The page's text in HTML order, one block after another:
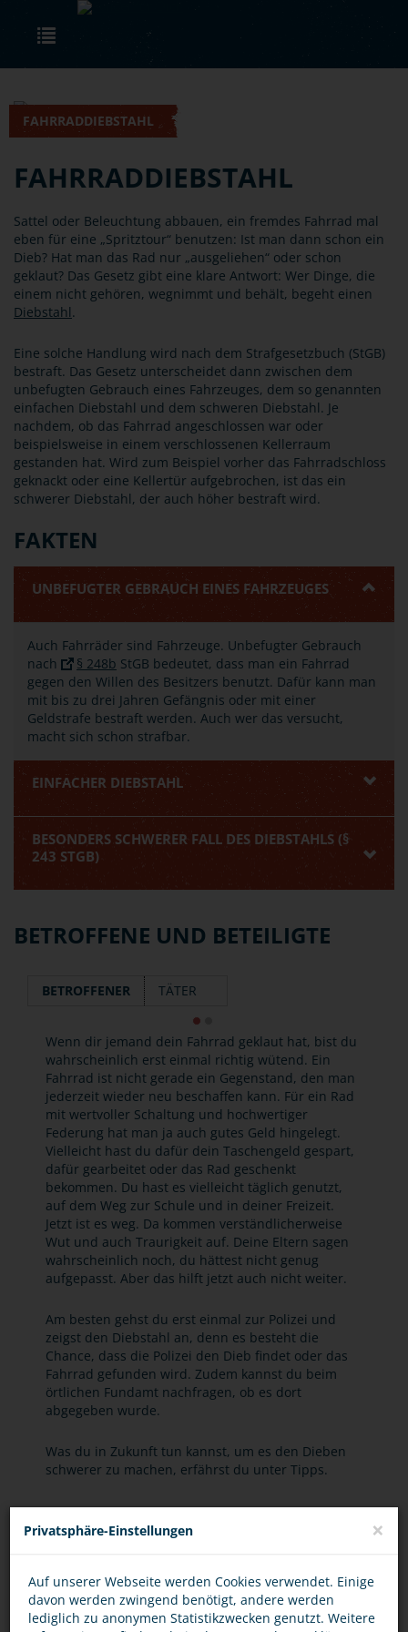
Skip to main content
FAHRRADDIEBSTAHL
FAHRRADDIEBSTAHL
Sattel oder Beleuchtung abbauen, ein fremdes Fahrrad mal
eben für eine „Spritztour“ benutzen: Ist man dann schon ein
Dieb? Hat man das Rad nur „ausgeliehen“ oder schon
geklaut? Das Gesetz gibt eine klare Antwort: Wer Dinge, die
einem nicht gehören, wegnimmt und behält, begeht einen
Diebstahl.
Eine solche Handlung wird nach dem Strafgesetzbuch (StGB)
bestraft. Das Gesetz unterscheidet dann zwischen dem
unbefugten Gebrauch eines Fahrzeuges, dem so genannten
einfachen Diebstahl und dem schweren Diebstahl. Je
nachdem, ob das Fahrrad angeschlossen war oder
beispielsweise in einem verschlossenen Kellerraum
gestanden hat. Wird zum Beispiel vorher das Fahrradschloss
geknackt oder eine Kellertür aufgebrochen, ist das ein
schwerer Diebstahl, der auch höher bestraft wird.
FAKTEN
UNBEFUGTER GEBRAUCH EINES FAHRZEUGES
Auch Fahrräder sind Fahrzeuge. Unbefugter Gebrauch
nach
§ 248b StGB bedeutet, dass man ein Fahrrad
gegen den Willen des Besitzers benutzt. Dafür kann man
mit bis zu drei Jahren Gefängnis oder mit einer
Geldstrafe bestraft werden. Auch wer das versucht,
macht sich schon strafbar.
EINFACHER DIEBSTAHL
BESONDERS SCHWERER FALL DES DIEBSTAHLS (§
243 STGB)
BETROFFENE UND BETEILIGTE
BETROFFENER TÄTER
Wenn dir jemand dein Fahrrad geklaut hat, bist du
wahrscheinlich erst einmal richtig wütend. Ein
Fahrrad ist nicht gerade ein Gegenstand, den man
jederzeit wieder neu beschaffen kann. Für ein Rad
mit wertvoller Schaltung und hochwertiger
Federung hat man ja auch gutes Geld hingelegt.
Vielleicht hast du dafür dein Taschengeld gespart,
dafür gearbeitet oder das Rad geschenkt
bekommen. Du hast es vielleicht täglich genutzt,
auf dem Weg zur Schule und in deiner Freizeit.
Jetzt ist es weg. Da kommen verständlicherweise
Wut und auch Traurigkeit auf. Deine Eltern sagen
wahrscheinlich noch, du hättest nicht genug
aufgepasst. Aber das hilft jetzt auch nicht weiter.
Am besten gehst du erst einmal zur Polizei und
zeigst den Diebstahl an, denn es besteht die
Chance, dass die Polizei den Dieb findet oder das
Fahrrad gefunden wird. Zudem kannst du beim
örtlichen Fundamt nachfragen, ob es dort
abgegeben wurde.
Was du in Zukunft tun kannst, um es den Dieben
schwerer zu machen, erfährst du unter Tipps.
BEWERTUNG
Privatsphäre-Einstellungen ×
Auf unserer Webseite werden Cookies verwendet. Einige
davon werden zwingend benötigt, andere werden
lediglich zu anonymen Statistikzwecken genutzt. Weitere